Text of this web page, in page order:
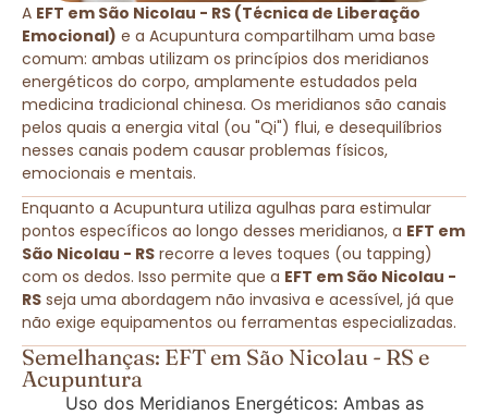
A EFT em São Nicolau - RS (Técnica de Liberação
Emocional) e a Acupuntura compartilham uma base
comum: ambas utilizam os princípios dos meridianos
energéticos do corpo, amplamente estudados pela
medicina tradicional chinesa. Os meridianos são canais
pelos quais a energia vital (ou "Qi") flui, e desequilíbrios
nesses canais podem causar problemas físicos,
emocionais e mentais.
Enquanto a Acupuntura utiliza agulhas para estimular
pontos específicos ao longo desses meridianos, a EFT em
São Nicolau - RS recorre a leves toques (ou tapping)
com os dedos. Isso permite que a EFT em São Nicolau -
RS seja uma abordagem não invasiva e acessível, já que
não exige equipamentos ou ferramentas especializadas.
Semelhanças: EFT em São Nicolau - RS e
Acupuntura
Uso dos Meridianos Energéticos: Ambas as